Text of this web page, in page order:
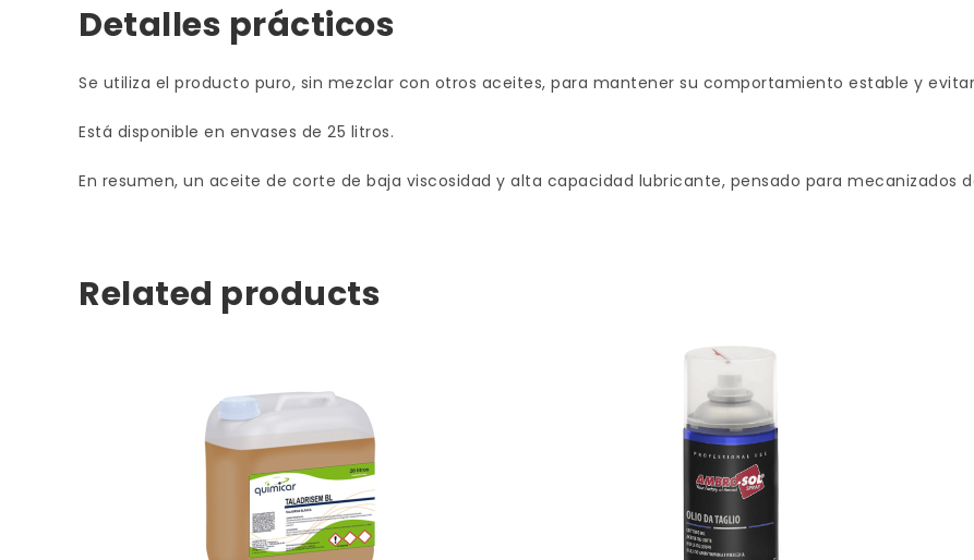
Detalles prácticos
Se utiliza el producto puro, sin mezclar con otros aceites, para mantener su comportamiento estable y
Está disponible en envases de 25 litros.
En resumen, un aceite de corte de baja viscosidad y alta capacidad lubricante, pensado para mecanizados
Related products